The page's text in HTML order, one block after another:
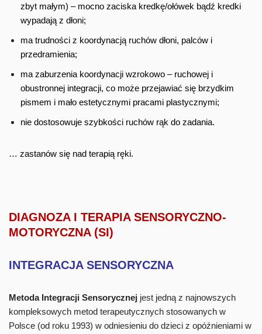
zbyt małym) – mocno zaciska kredkę/ołówek bądź kredki
wypadają z dłoni;
ma trudności z koordynacją ruchów dłoni, palców i
przedramienia;
ma zaburzenia koordynacji wzrokowo – ruchowej i
obustronnej integracji, co może przejawiać się brzydkim
pismem i mało estetycznymi pracami plastycznymi;
nie dostosowuje szybkości ruchów rąk do zadania.
… zastanów się nad terapią ręki.
DIAGNOZA I TERAPIA SENSORYCZNO-
MOTORYCZNA (SI)
INTEGRACJA SENSORYCZNA
Metoda Integracji Sensorycznej jest jedną z najnowszych
kompleksowych metod terapeutycznych stosowanych w
Polsce (od roku 1993) w odniesieniu do dzieci z opóźnieniami w